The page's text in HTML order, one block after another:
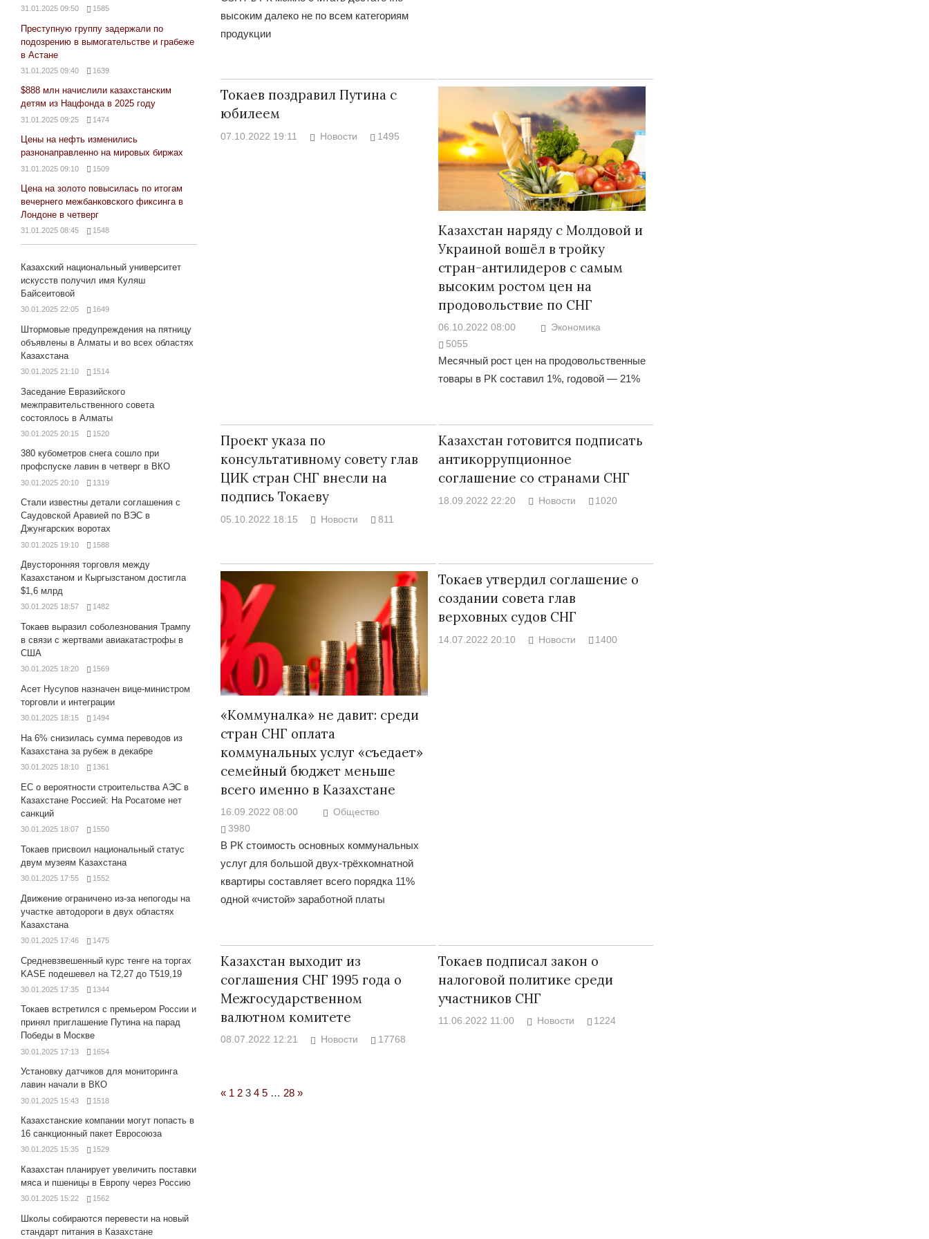
высоким далеко не по всем категориям
продукции
Токаев поздравил Путина с
юбилеем
07.10.2022 19:11 Новости 1495
Казахстан наряду с Молдовой и
Украиной вошёл в тройку
стран-антилидеров с самым
высоким ростом цен на
продовольствие по СНГ
06.10.2022 08:00
Экономика
5055
Месячный рост цен на продовольственные
товары в РК составил 1%, годовой — 21%
Проект указа по
консультативному совету глав
ЦИК стран СНГ внесли на
подпись Токаеву
05.10.2022 18:15 Новости 811
Казахстан готовится подписать
антикоррупционное
соглашение со странами СНГ
18.09.2022 22:20 Новости 1020
«Коммуналка» не давит: среди
стран СНГ оплата
коммунальных услуг «съедает»
семейный бюджет меньше
всего именно в Казахстане
16.09.2022 08:00
Общество
3980
В РК стоимость основных коммунальных
услуг для большой двух-трёхкомнатной
квартиры составляет всего порядка 11%
одной «чистой» заработной платы
Токаев утвердил соглашение о
создании совета глав
верховных судов СНГ
14.07.2022 20:10 Новости 1400
Казахстан выходит из
соглашения СНГ 1995 года о
Межгосударственном
валютном комитете
08.07.2022 12:21 Новости 17768
Токаев подписал закон о
налоговой политике среди
участников СНГ
11.06.2022 11:00 Новости 1224
«Previous
1 2 3 4 5 … 28 Next
»
31.01.2025 09:50 1585
Преступную группу задержали по
подозрению в вымогательстве и грабеже
в Астане
31.01.2025 09:40 1639
$888 млн начислили казахстанским
детям из Нацфонда в 2025 году
31.01.2025 09:25 1474
Цены на нефть изменились
разнонаправленно на мировых биржах
31.01.2025 09:10 1509
Цена на золото повысилась по итогам
вечернего межбанковского фиксинга в
Лондоне в четверг
31.01.2025 08:45 1548
Казахский национальный университет
искусств получил имя Куляш
Байсеитовой
30.01.2025 22:05 1649
Штормовые предупреждения на пятницу
объявлены в Алматы и во всех областях
Казахстана
30.01.2025 21:10 1514
Заседание Евразийского
межправительственного совета
состоялось в Алматы
30.01.2025 20:15 1520
380 кубометров снега сошло при
профспуске лавин в четверг в ВКО
30.01.2025 20:10 1319
Стали известны детали соглашения с
Саудовской Аравией по ВЭС в
Джунгарских воротах
30.01.2025 19:10 1588
Двусторонняя торговля между
Казахстаном и Кыргызстаном достигла
$1,6 млрд
30.01.2025 18:57 1482
Токаев выразил соболезнования Трампу
в связи с жертвами авиакатастрофы в
США
30.01.2025 18:20 1569
Асет Нусупов назначен вице-министром
торговли и интеграции
30.01.2025 18:15 1494
На 6% снизилась сумма переводов из
Казахстана за рубеж в декабре
30.01.2025 18:10 1361
ЕС о вероятности строительства АЭС в
Казахстане Россией: На Росатоме нет
санкций
30.01.2025 18:07 1550
Токаев присвоил национальный статус
двум музеям Казахстана
30.01.2025 17:55 1552
Движение ограничено из-за непогоды на
участке автодороги в двух областях
Казахстана
30.01.2025 17:46 1475
Средневзвешенный курс тенге на торгах
KASE подешевел на Т2,27 до Т519,19
30.01.2025 17:35 1344
Токаев встретился с премьером России и
принял приглашение Путина на парад
Победы в Москве
30.01.2025 17:13 1654
Установку датчиков для мониторинга
лавин начали в ВКО
30.01.2025 15:43 1518
Казахстанские компании могут попасть в
16 санкционный пакет Евросоюза
30.01.2025 15:35 1529
Казахстан планирует увеличить поставки
мяса и пшеницы в Европу через Россию
30.01.2025 15:22 1562
Школы собираются перевести на новый
стандарт питания в Казахстане